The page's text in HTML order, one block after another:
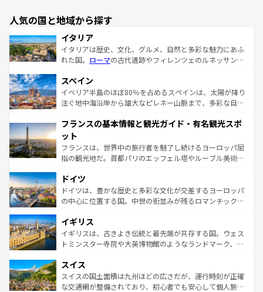
人気の国と地域から探す
イタリア
イタリアは歴史、文化、グルメ、自然と多彩な魅力にあふ
れた国。 ローマの古代遺跡やフィレンツェのルネッサンス
ろん、トスカーナの美しい田園風景やアマルフィ海岸の絶
景など、自然景観も見逃せない。観光の合間には、本場の
ピザやパスタなど、絶品のイタリア料理を堪能することも
ませてくれるイタリアで、忘れられない旅をしてみよう！
なお、新着のイタリア情報は
しい。
スペイン
イベリア半島のほぼ80％を占めるスペインは、太陽が降り
注ぐ地中海沿岸から雄大なピレネー山脈まで、多彩な自然
文化が根付くこの国では、情熱的なフラメンコ、熱気あふ
れる闘牛、そして美味しいタパスが生活の一部となってい
る。首都マドリードの洗練された雰囲気や、バルセロナの
アートに溢れた街角から、地方では古代ローマ遺跡や中世
せる。地方によって風土や気候が異なるスペインはその個
性で訪れる人を魅了する。 なお、新着のスペイン情報は コ
ンテンツ一覧を参照してほしい。
フランスの基本情報と観光ガイド・有名観光スポ
ット
フランスは、世界中の旅行者を魅了し続けるヨーロッパ屈
指の観光地だ。首都パリのエッフェル塔やルーブル美術館
で、幅広い魅力が詰まっている。華麗な宮殿、歴史的な大
聖堂、美しいビーチ、そして豊かな自然が、訪れる者を心
から魅了する。また、フランスは美食の国としても知ら
いる。シャンパンの発祥地であるランス、プロヴァンスの
香り高いラベンダー畑など、多彩な楽しみ方が可能だ。さ
らに、パリ以外の地域にも魅力が溢れており、どの街角に
れる地方に足を運ぶとそれぞれで全く異なる文化を体験で
きるだろう。 なお、新着のフランス情報はコンテンツ一覧
を参照してほしい。
ドイツ
ドイツは、豊かな歴史と多彩な文化が交差するヨーロッパ
の中心に位置する国。中世の街並みが残るロマンチック街
顔を持つこの国は、どこを歩いても飽きることがない。ベ
ルリンの文化的活気、バイエルン州のアルプスの絶景、そ
してライン川沿いのワイン畑といった風景は必見。ビール
は、お酒好きな人にはぜひ体験してほしい。 なお、新着の
ドイツ情報はコンテンツ一覧を参照してほしい。
イギリス
イギリスは、古きよき伝統と最先端が共存する国。ウェス
トミンスター寺院や大英博物館のようなランドマーク、歴
リアごとに異なる魅力がある。また、優雅なアフタヌーン
ティー、ビール好きにはたまらない英国パブ、サッカー観
戦など、本場だからこそできる体験も豊富。イギリスを旅
スイス
スイスの国土面積は九州ほどの広さだが、運行時刻が正確
な交通網が整備されており、初心者でも安心して個人旅行